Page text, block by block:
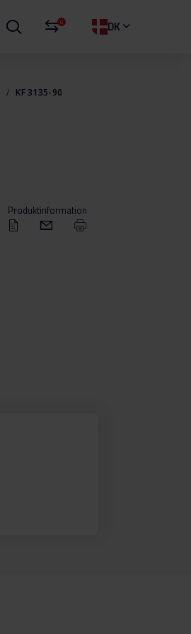
0 DK
KF 3135-90
Produktinformation